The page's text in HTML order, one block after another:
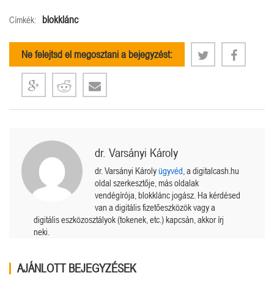
Címkék: blokklánc
Ne felejtsd el megosztani a bejegyzést:
dr. Varsányi Károly
dr. Varsányi Károlyügyvéd , a digitalcash.hu
oldal szerkesztője, más oldalak
vendégírója, blokklánc jogász. Ha kérdésed
van a digitális fizetőeszközök vagy a
digitális eszközosztályok (tokenek, etc.) kapcsán, akkor írj
neki.
AJÁNLOTT BEJEGYZÉSEK